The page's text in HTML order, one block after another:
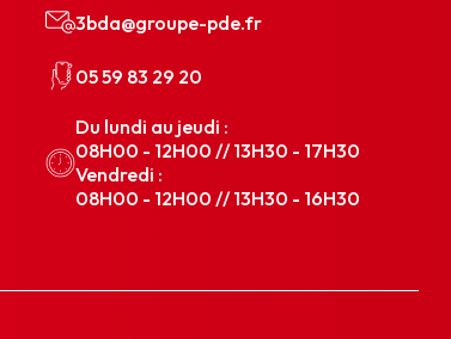
3bda@groupe-pde.fr
05 59 83 29 20
Du lundi au jeudi :
08H00 - 12H00 // 13H30 - 17H30
Vendredi :
08H00 - 12H00 // 13H30 - 16H30